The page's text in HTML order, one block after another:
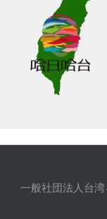
一般社団法人台